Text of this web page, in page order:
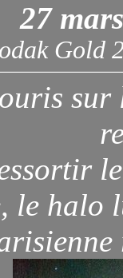
27
Gold
le halo